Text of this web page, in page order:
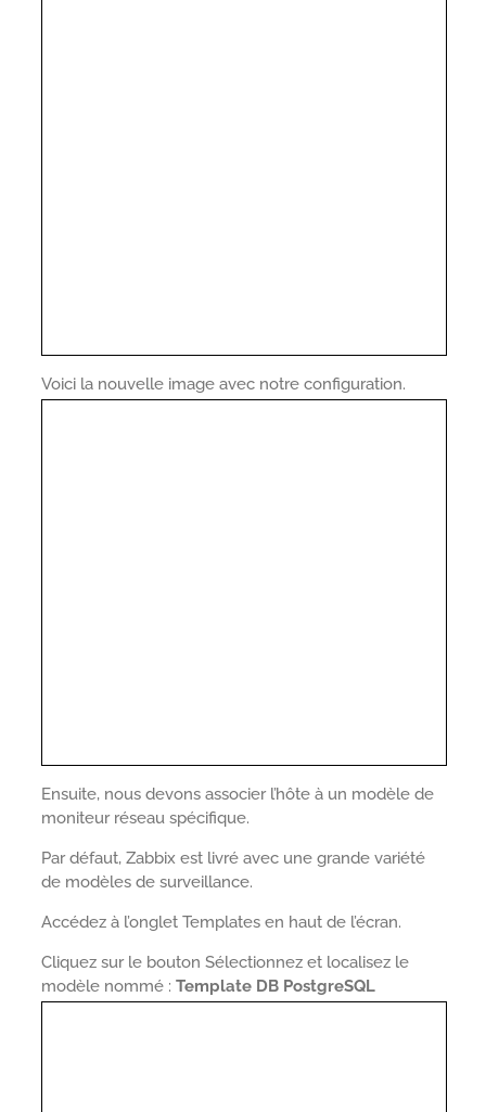
Voici la nouvelle image avec notre configuration.
Ensuite, nous devons associer l’hôte à un modèle de
moniteur réseau spécifique.
Par défaut, Zabbix est livré avec une grande variété
de modèles de surveillance.
Accédez à l’onglet Templates en haut de l’écran.
Cliquez sur le bouton Sélectionnez et localisez le
modèle nommé : Template DB PostgreSQL